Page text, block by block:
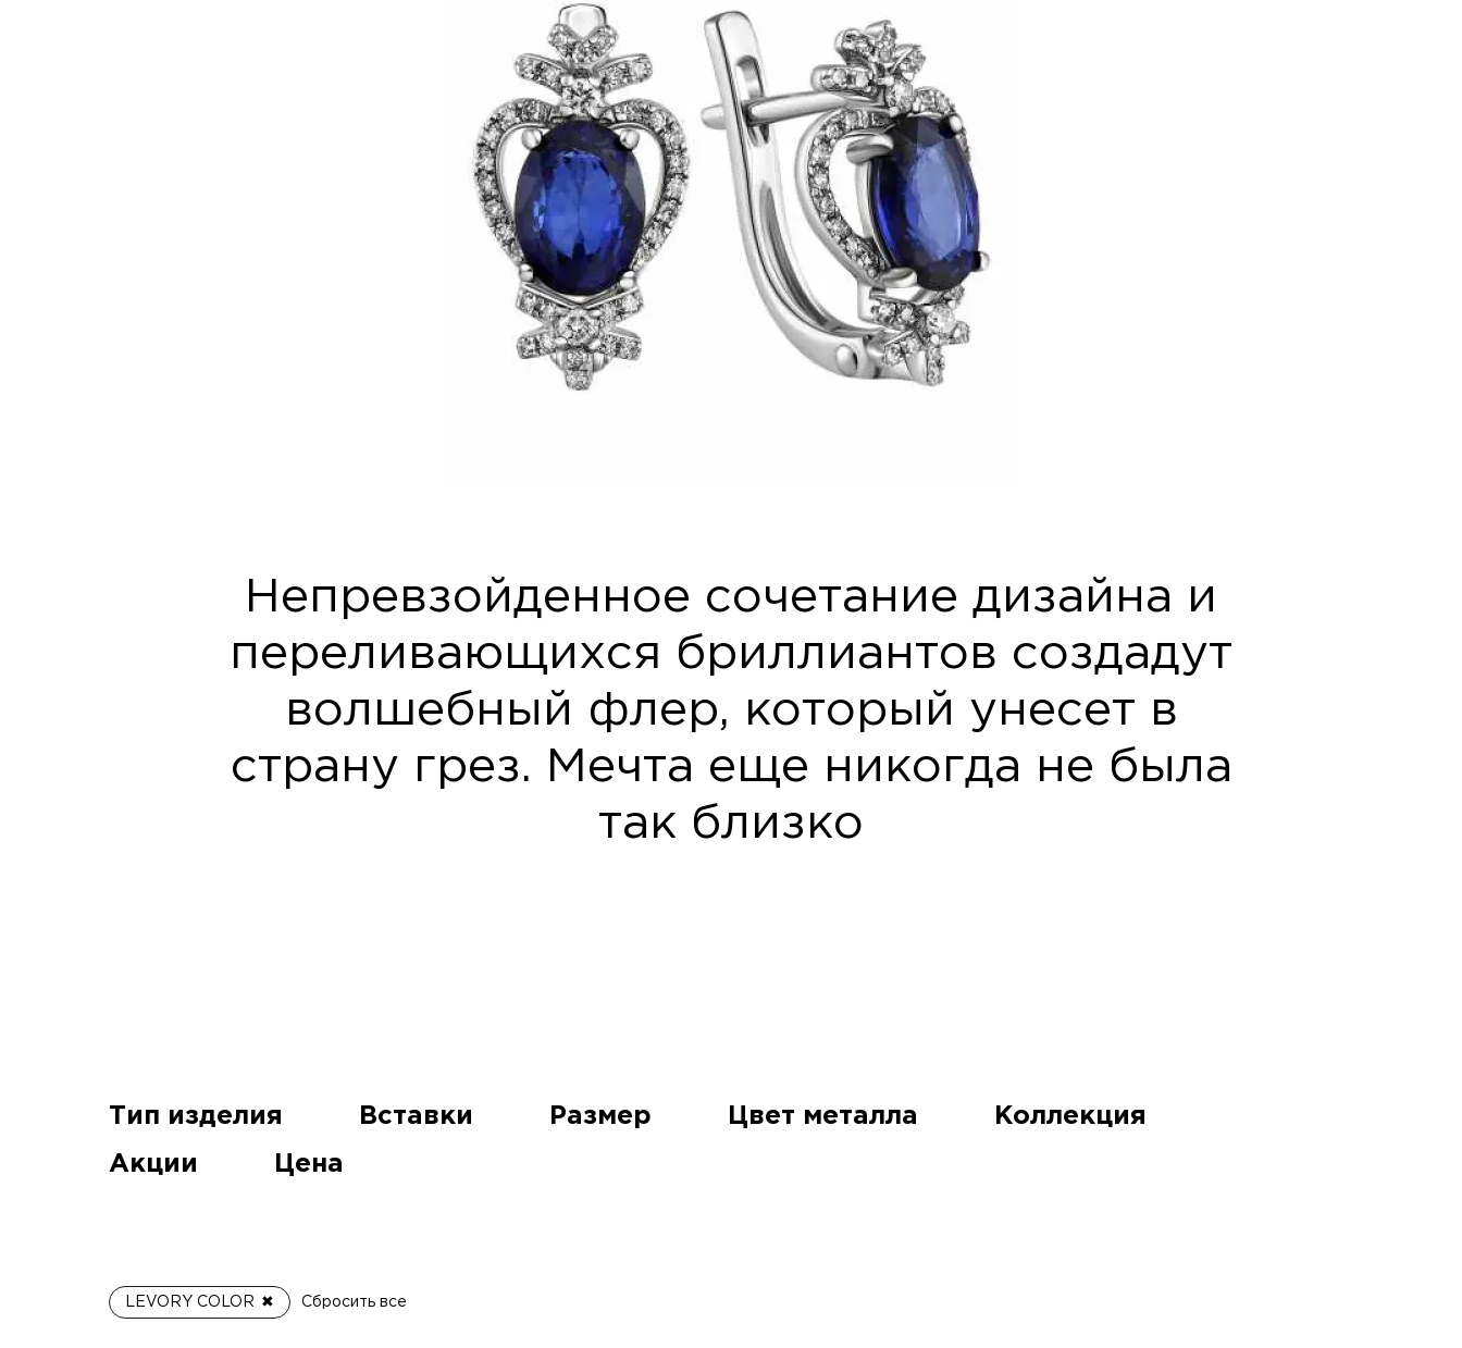
Непревзойденное сочетание дизайна и
переливающихся бриллиантов создадут
волшебный флер, который унесет в
страну грез. Мечта еще никогда не была
так близко
Тип изделия Вставки Размер Цвет металла
Коллекция
Акции
Цена
LEVORY COLOR Сбросить все